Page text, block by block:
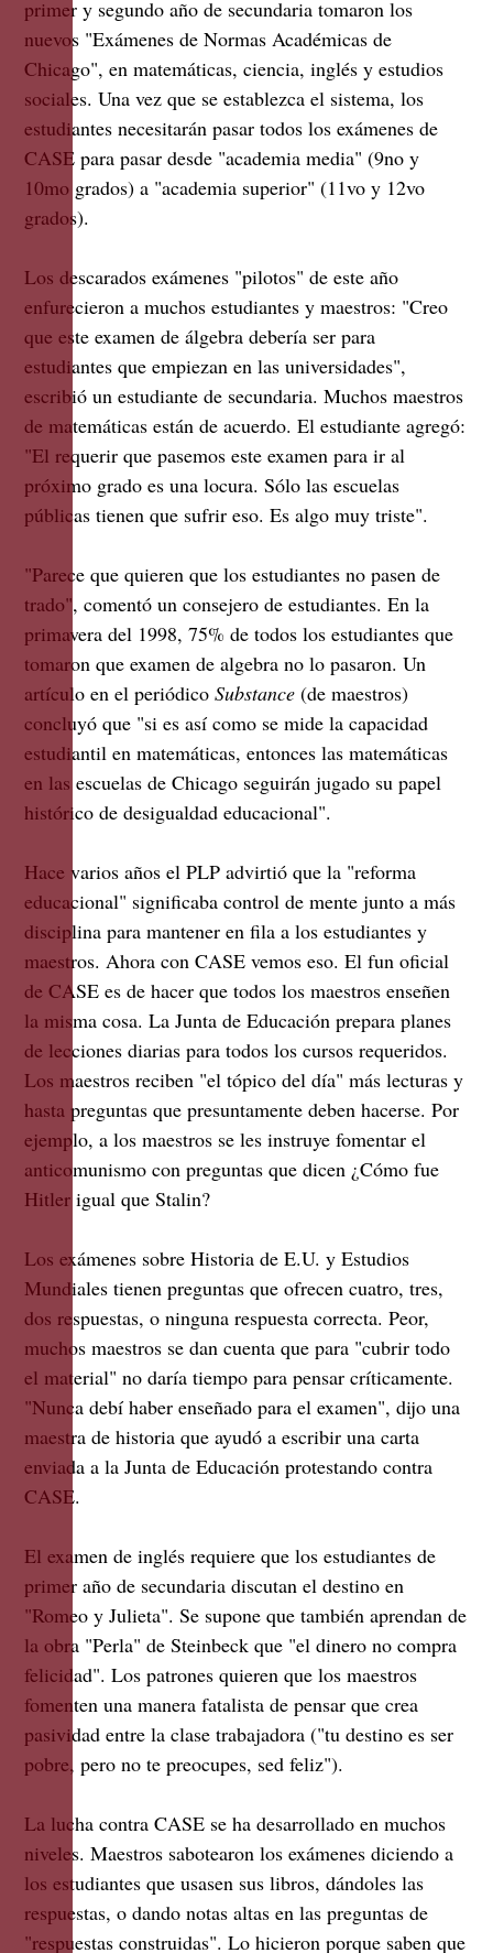
primer y segundo año de secundaria tomaron los
nuevos "Exámenes de Normas Académicas de
Chicago", en matemáticas, ciencia, inglés y estudios
sociales. Una vez que se establezca el sistema, los
estudiantes necesitarán pasar todos los exámenes de
CASE para pasar desde "academia media" (9no y
10mo grados) a "academia superior" (11vo y 12vo
grados).
Los descarados exámenes "pilotos" de este año
enfurecieron a muchos estudiantes y maestros: "Creo
que este examen de álgebra debería ser para
estudiantes que empiezan en las universidades",
escribió un estudiante de secundaria. Muchos maestros
de matemáticas están de acuerdo. El estudiante agregó:
"El requerir que pasemos este examen para ir al
próximo grado es una locura. Sólo las escuelas
públicas tienen que sufrir eso. Es algo muy triste".
"Parece que quieren que los estudiantes no pasen de
trado", comentó un consejero de estudiantes. En la
primavera del 1998, 75% de todos los estudiantes que
tomaron que examen de algebra no lo pasaron. Un
artículo en el periódicoSubstance(de maestros)
concluyó que "si es así como se mide la capacidad
estudiantil en matemáticas, entonces las matemáticas
en las escuelas de Chicago seguirán jugado su papel
histórico de desigualdad educacional".
Hace varios años el PLP advirtió que la "reforma
educacional" significaba control de mente junto a más
disciplina para mantener en fila a los estudiantes y
maestros. Ahora con CASE vemos eso. El fun oficial
de CASE es de hacer que todos los maestros enseñen
la misma cosa. La Junta de Educación prepara planes
de lecciones diarias para todos los cursos requeridos.
Los maestros reciben "el tópico del día" más lecturas y
hasta preguntas que presuntamente deben hacerse. Por
ejemplo, a los maestros se les instruye fomentar el
anticomunismo con preguntas que dicen ¿Cómo fue
Hitler igual que Stalin?
Los exámenes sobre Historia de E.U. y Estudios
Mundiales tienen preguntas que ofrecen cuatro, tres,
dos respuestas, o ninguna respuesta correcta. Peor,
muchos maestros se dan cuenta que para "cubrir todo
el material" no daría tiempo para pensar críticamente.
"Nunca debí haber enseñado para el examen", dijo una
maestra de historia que ayudó a escribir una carta
enviada a la Junta de Educación protestando contra
CASE.
El examen de inglés requiere que los estudiantes de
primer año de secundaria discutan el destino en
"Romeo y Julieta". Se supone que también aprendan de
la obra "Perla" de Steinbeck que "el dinero no compra
felicidad". Los patrones quieren que los maestros
fomenten una manera fatalista de pensar que crea
pasividad entre la clase trabajadora ("tu destino es ser
pobre, pero no te preocupes, sed feliz").
La lucha contra CASE se ha desarrollado en muchos
niveles. Maestros sabotearon los exámenes diciendo a
los estudiantes que usasen sus libros, dándoles las
respuestas, o dando notas altas en las preguntas de
"respuestas construidas". Lo hicieron porque saben que